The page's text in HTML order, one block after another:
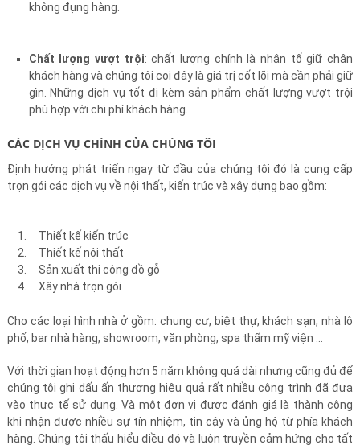
không đụng hàng.
Chất lượng vượt trội: chất lượng chính là nhân tố giữ chân
khách hàng và chúng tôi coi đây là giá trị cốt lõi mà cần phải giữ
gìn. Những dịch vụ tốt đi kèm sản phẩm chất lượng vượt trội
phù hợp với chi phí khách hàng.
CÁC DỊCH VỤ CHÍNH CỦA CHÚNG TÔI
Định hướng phát triển ngay từ đầu của chúng tôi đó là cung cấp
trọn gói các dịch vụ về nội thất, kiến trúc và xây dựng bao gồm:
Thiết kế kiến trúc
Thiết kế nội thất
Sản xuất thi công đồ gỗ
Xây nhà trọn gói
Cho các loại hình nhà ở gồm: chung cư, biệt thự, khách sạn, nhà lô
phố, bar nhà hàng, showroom, văn phòng, spa thẩm mỹ viện …
Với thời gian hoạt động hơn 5 năm không quá dài nhưng cũng đủ để
chúng tôi ghi dấu ấn thương hiệu quả rất nhiều công trình đã đưa
vào thực tế sử dụng. Và một đơn vị được đánh giá là thành công
khi nhận được nhiều sự tín nhiệm, tin cậy và ủng hộ từ phía khách
hàng. Chúng tôi thấu hiểu điều đó và luôn truyền cảm hứng cho tất